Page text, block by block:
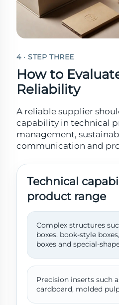
4 · STEP THREE
How to
Reliability
A reliable supplier
capability in technical
management,
communication and
Technical
product range
Complex structures
boxes, book-style
boxes and special-
Precision inserts such
cardboard, molded